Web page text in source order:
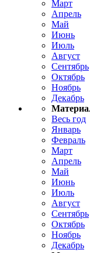
Март
Апрель
Май
Июнь
Июль
Август
Сентябрь
Октябрь
Ноябрь
Декабрь
Весь год
Январь
Февраль
Март
Апрель
Май
Июнь
Июль
Август
Сентябрь
Октябрь
Ноябрь
Декабрь